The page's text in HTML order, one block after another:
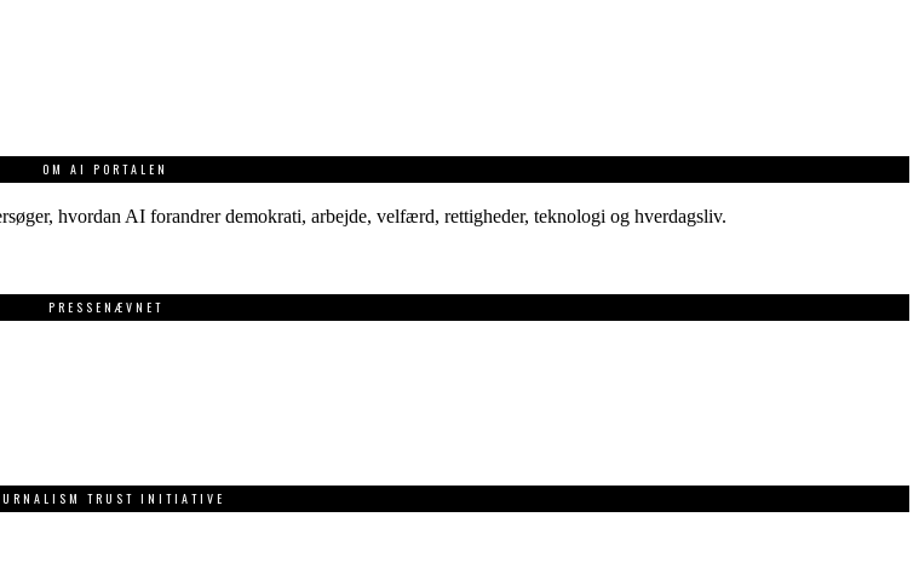
OM AI PORTALEN
hvordan AI forandrer demokrati, arbejde, velfærd, rettigheder, teknologi og hverdagsliv.
PRESSENÆVNET
TRUST INITIATIVE